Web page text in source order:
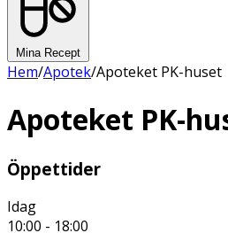
Mina Recept
Hem/Apotek/Apoteket PK-huset
Apoteket PK-
Öppettider
Idag
10:00 - 18:00